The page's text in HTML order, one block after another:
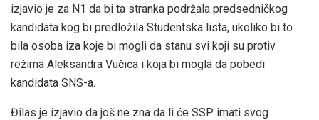
izjavio je za N1 da bi ta stranka podržala predsedničkog
kandidata kog bi predložila Studentska lista, ukoliko bi to
bila osoba iza koje bi mogli da stanu svi koji su protiv
režima Aleksandra Vučića i koja bi mogla da pobedi
kandidata SNS-a.
Đilas je izjavio da još ne zna da li će SSP imati svog